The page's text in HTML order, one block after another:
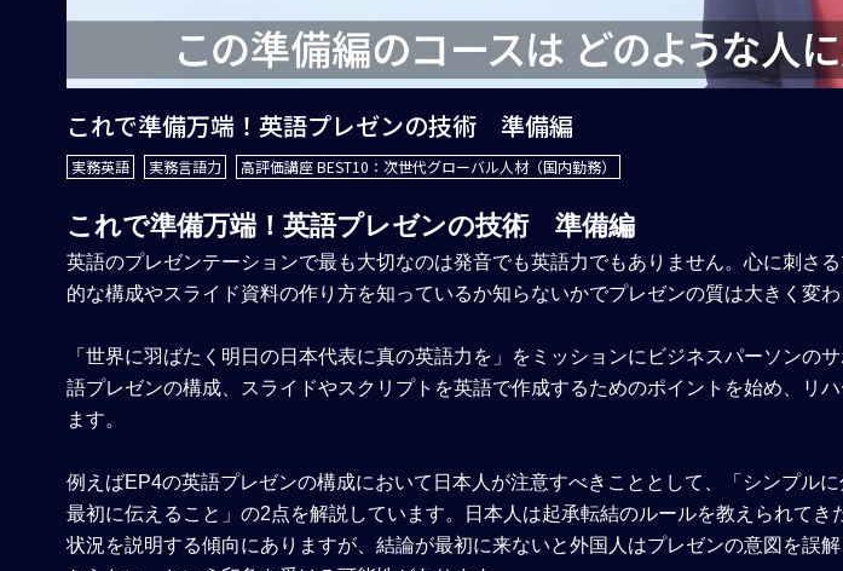
これで準備万端！英語プレゼンの技術 準備編
実務英語 実務言語力 高評価講座 BEST10：次世代グローバル人材（国内勤務）
これで準備万端！英語プレゼンの技術 準備編
英語のプレゼンテーションで最も大切なのは発音でも英語力でもありません。心に刺さ
的な構成やスライド資料の作り方を知っているか知らないかでプレゼンの質は大きく変わ
「世界に羽ばたく明日の日本代表に真の英語力を」をミッションにビジネスパーソンの
語プレゼンの構成、スライドやスクリプトを英語で作成するためのポイントを始め、リ
ます。
例えばEP4の英語プレゼンの構成において日本人が注意すべきこととして、「シンプル
最初に伝えること」の2点を解説しています。日本人は起承転結のルールを教えられてき
状況を説明する傾向にありますが、結論が最初に来ないと外国人はプレゼンの意図を誤